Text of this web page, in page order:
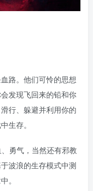
路。他们可怜的思想
发现飞回来的铅和你
行、躲避并利用你的
生存。
勇气，当然还有邪教
波浪的生存模式中测
。